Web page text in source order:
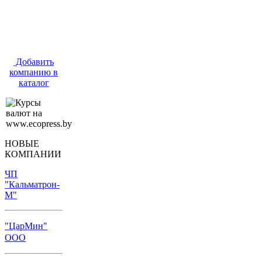
Добавить
компанию в
каталог
НОВЫЕ
КОМПАНИИ
ЧП
"Кальматрон-
М"
"ЦарМин"
ООО